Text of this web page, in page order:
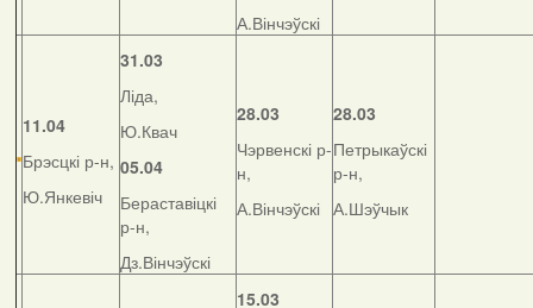
А.Вінчэўскі
11.04
Брэсцкі р-н,
Ю.Янкевіч
31.03
Ліда,
Ю.Квач
05.04
Бераставіцкі
р-н,
Дз.Вінчэўскі
28.03
Чэрвенскі р-
н,
А.Вінчэўскі
28.03
Петрыкаўскі
р-н,
А.Шэўчык
15.03